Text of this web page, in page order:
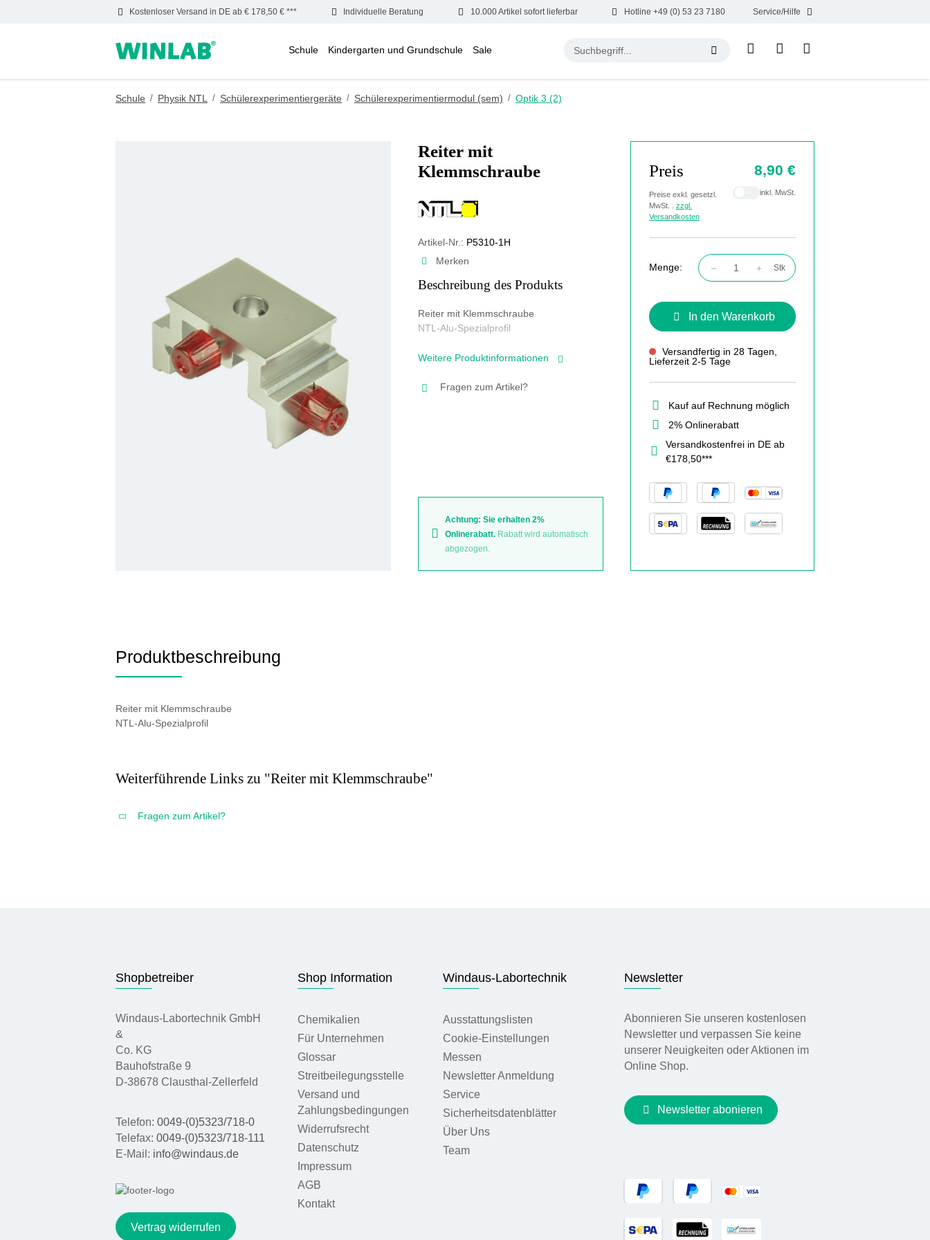
Zur Hauptnavigation springen
Kostenloser Versand in DE ab € 178,50 € *** Individuelle Beratung 10.000 Artikel sofort lieferbar Hotline +49 (0) 53 23 7180 Service/Hilfe
Schule Kindergarten und Grundschule Sale
Schule / Physik NTL / Schülerexperimentiergeräte / Schülerexperimentiermodul (sem) / Optik 3 (2)
Reiter mit
Klemmschraube
Artikel-Nr.: P5310-1H
Merken
Beschreibung des Produkts
Reiter mit Klemmschraube
NTL-Alu-Spezialprofil
Weitere Produktinformationen
Fragen zum Artikel?
Achtung: Sie erhalten 2%
Onlinerabatt. Rabatt wird automatisch
abgezogen.
Preis
Preise exkl. gesetzl.
MwSt. .
zzgl.
Versandkosten
8,90 €
inkl. MwSt.
Menge:
Produkt Anzahl: Gib den gewünschten
Stk
In den Warenkorb
Versandfertig in 28 Tagen,
Lieferzeit 2-5 Tage
Kauf auf Rechnung möglich
2% Onlinerabatt
Versandkostenfrei in DE ab
€178,50***
Produktbeschreibung
Reiter mit Klemmschraube
NTL-Alu-Spezialprofil
Weiterführende Links zu "Reiter mit Klemmschraube"
Fragen zum Artikel?
Shopbetreiber
Windaus-Labortechnik GmbH
&
Co. KG
Bauhofstraße 9
D-38678 Clausthal-Zellerfeld
Telefon: 0049-(0)5323/718-0
Telefax: 0049-(0)5323/718-111
E-Mail: info@windaus.de
Vertrag widerrufen
Shop Information
Chemikalien
Für Unternehmen
Glossar
Streitbeilegungsstelle
Versand und
Zahlungsbedingungen
Widerrufsrecht
Datenschutz
Impressum
AGB
Kontakt
Windaus-Labortechnik
Ausstattungslisten
Cookie-Einstellungen
Messen
Newsletter Anmeldung
Service
Sicherheitsdatenblätter
Über Uns
Team
Newsletter
Abonnieren Sie unseren kostenlosen
Newsletter und verpassen Sie keine
unserer Neuigkeiten oder Aktionen im
Online Shop.
Newsletter abonieren